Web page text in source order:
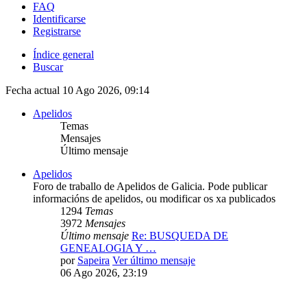
FAQ
Identificarse
Registrarse
Índice general
Buscar
Fecha actual 10 Ago 2026, 09:14
Apelidos
Temas
Mensajes
Último mensaje
Apelidos
Foro de traballo de Apelidos de Galicia. Pode publicar
informacións de apelidos, ou modificar os xa publicados
1294 Temas
3972 Mensajes
Último mensaje Re: BUSQUEDA DE
GENEALOGIA Y …
por Sapeira Ver último mensaje
06 Ago 2026, 23:19